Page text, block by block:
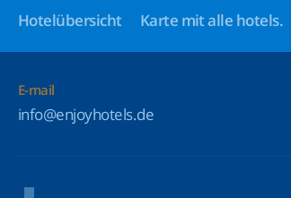
Hotelübersicht Karte mit alle hotels.
E-mail
info@enjoyhotels.de